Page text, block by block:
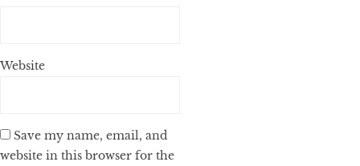
Website
Save my name, email, and
website in this browser for the